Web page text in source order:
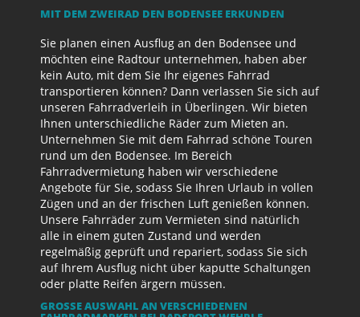
MIT DEM ZWEIRAD DEN BODENSEE ERKUNDEN
Sie planen einen Ausflug an den Bodensee und
möchten eine Radtour unternehmen, haben aber
kein Auto, mit dem Sie Ihr eigenes Fahrrad
transportieren können? Dann verlassen Sie sich auf
unseren Fahrradverleih in Überlingen. Wir bieten
Ihnen unterschiedliche Räder zum Mieten an.
Unternehmen Sie mit dem Fahrrad schöne Touren
rund um den Bodensee. Im Bereich
Fahrradvermietung haben wir verschiedene
Angebote für Sie, sodass Sie Ihren Urlaub in vollen
Zügen und an der frischen Luft genießen können.
Unsere Fahrräder zum Vermieten sind natürlich
alle in einem guten Zustand und werden
regelmäßig geprüft und repariert, sodass Sie sich
auf Ihrem Ausflug nicht über kaputte Schaltungen
oder platte Reifen ärgern müssen.
GROSSE AUSWAHL AN VERSCHIEDENEN F